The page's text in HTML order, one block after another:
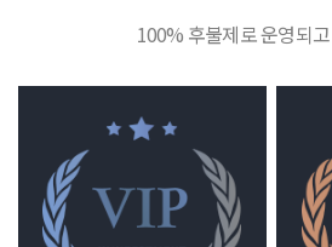
100% 후불제로 운영되